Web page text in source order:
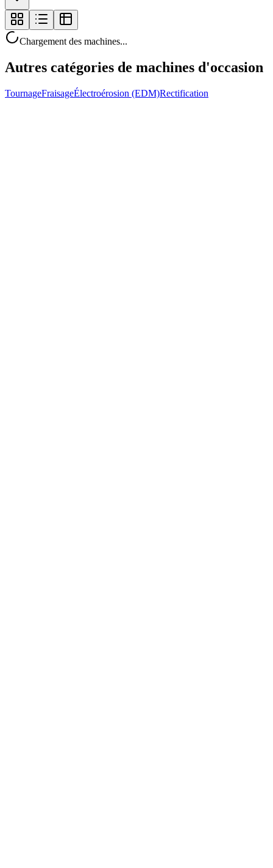
Chargement des machines...
Autres catégories de machines d'occasion
TournageFraisageÉlectroérosion (EDM)Rectification